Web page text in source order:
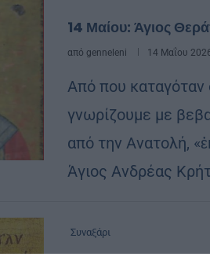
14 Μαίου: Άγιος
από genneleni 14 Μαΐου
Από που
γνωρίζουμε με
από την Ανατολή,
Άγιος Ανδρέας
Συναξάρι